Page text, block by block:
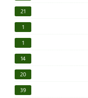
21
1
1
14
20
39